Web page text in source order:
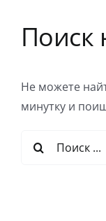
Поиск
Не можете
минутку и
Результат
поиска: